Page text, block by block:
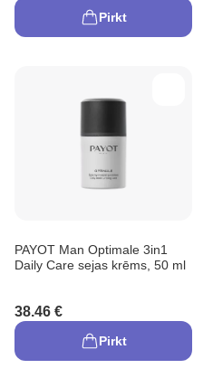
Pirkt
PAYOT Man Optimale 3in1
Daily Care sejas krēms, 50 ml
38.46 €
Pirkt